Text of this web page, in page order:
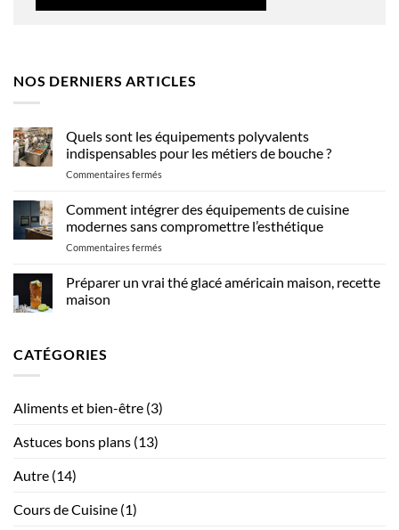
NOS DERNIERS ARTICLES
Quels sont les équipements polyvalents
indispensables pour les métiers de bouche ?
Commentaires ferméssur
les
équipements
polyvalents
pour
Comment intégrer des équipements de cuisine
modernes sans compromettre l’esthétique
Commentaires ferméssur
intégrer
des
Préparer un vrai thé glacé américain maison, recette
maison
Préparer
un
américain
maison
CATÉGORIES
Aliments et bien-être (3)
Astuces bons plans (13)
Autre (14)
Cours de Cuisine (1)